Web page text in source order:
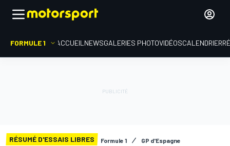
FORMULE 1 ACCUEIL NEWSGALERIES PHOTOVIDÉOSCALENDRIER
RÉSUMÉ D'ESSAIS LIBRES Formule 1 GP d'Espagne